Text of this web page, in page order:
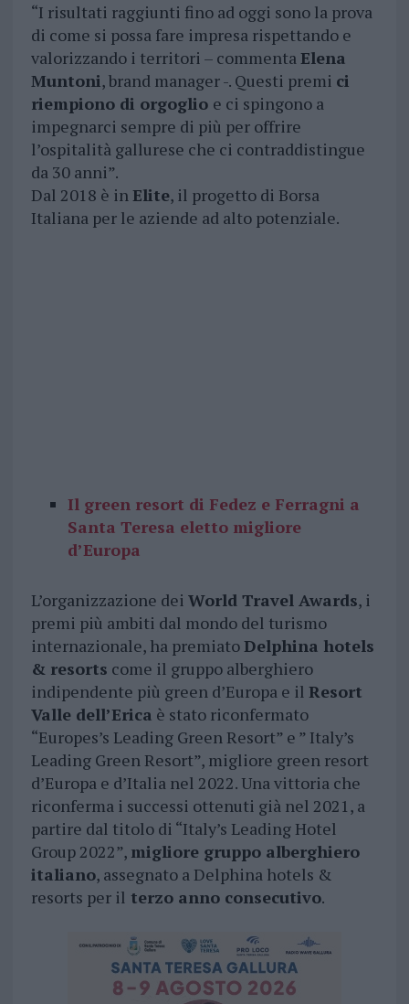
“I risultati raggiunti fino ad oggi sono la prova
di come si possa fare impresa rispettando e
valorizzando i territori – commentaElena
Muntoni, brand manager -. Questi premi ci
riempiono di orgoglio e ci spingono a
impegnarci sempre di più per offrire
l’ospitalità gallurese che ci contraddistingue
da 30 anni”.
Dal 2018 è inElite, il progetto di Borsa
Italiana per le aziende ad alto potenziale.
Il green resort di Fedez e Ferragni a
Santa Teresa eletto migliore
d’Europa
L’organizzazione dei World Travel Awards, i
premi più ambiti dal mondo del turismo
internazionale, ha premiatoDelphina hotels
& resorts come il gruppo alberghiero
indipendente più green d’Europa e il Resort
Valle dell’Erica è stato riconfermato
“Europes’s Leading Green Resort” e ” Italy’s
Leading Green Resort”, migliore green resort
d’Europa e d’Italia nel 2022. Una vittoria che
riconferma i successi ottenuti già nel 2021, a
partire dal titolo di “Italy’s Leading Hotel
Group 2022”, migliore gruppo alberghiero
italiano, assegnato a Delphina hotels &
resorts per il terzo anno consecutivo.